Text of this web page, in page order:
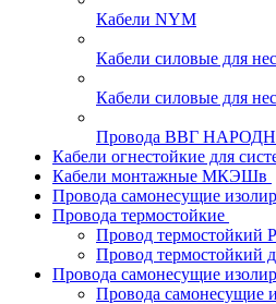
Кабели NYM
Кабели силовые для
Кабели силовые для
Провода ВВГ
Кабели огнестойкие для
Кабели монтажные МКЭШв
Провода самонесущие
Провода термостойкие
Провод термостойкий
Провод термостойкий
Провода самонесущие
Провода самонесущие